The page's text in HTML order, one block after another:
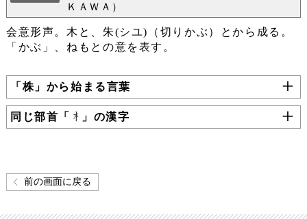
ＫＡＷＡ）
会意形声。木と、朱(シユ)（切りかぶ）とから成る。
「かぶ」、ねもとの意を表す。
「株」から始まる言葉
同じ部首「 」の漢字
前の画面に戻る